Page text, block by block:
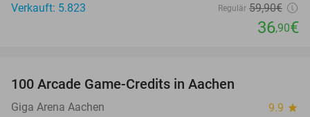
Verkauft: 5.823
Regulär 59,90€
36,90€
100 Arcade Game-Credits in Aachen
Giga Arena Aachen 9.9 star